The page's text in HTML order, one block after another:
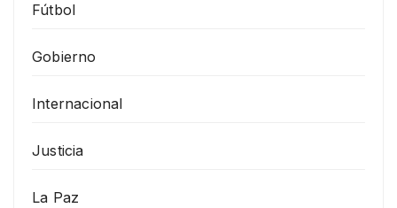
Fútbol
Gobierno
Internacional
Justicia
La Paz